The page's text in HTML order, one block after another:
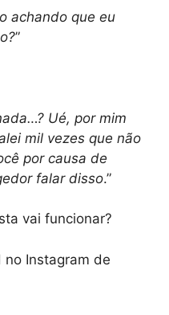
achando que eu
”
Ué, por mim
mil vezes que não
por causa de
falar disso.”
vai funcionar?
Instagram de